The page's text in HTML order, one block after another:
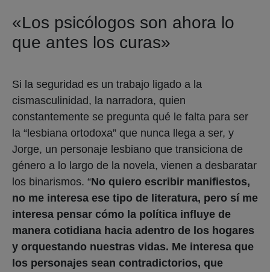
«Los psicólogos son ahora lo
que antes los curas»
Si la seguridad es un trabajo ligado a la
cismasculinidad, la narradora, quien
constantemente se pregunta qué le falta para ser
la “lesbiana ortodoxa” que nunca llega a ser, y
Jorge, un personaje lesbiano que transiciona de
género a lo largo de la novela, vienen a desbaratar
los binarismos. “No quiero escribir manifiestos,
no me interesa ese tipo de literatura, pero sí me
interesa pensar cómo la política influye de
manera cotidiana hacia adentro de los hogares
y orquestando nuestras vidas. Me interesa que
los personajes sean contradictorios, que